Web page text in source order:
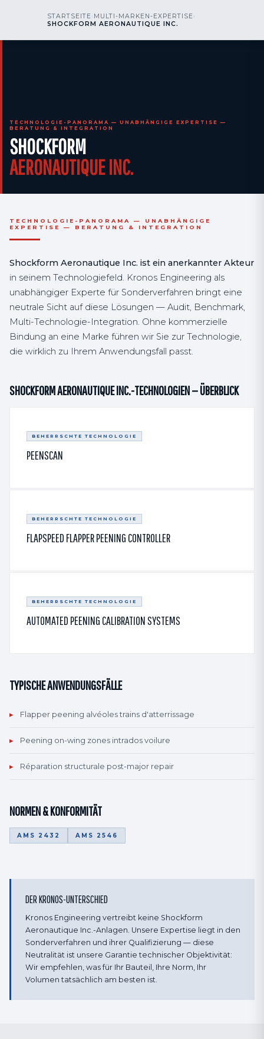
nos
engineering
RUFEN SIE UNS AN AOG 24/7
TECHNOLOGIE-PANORAMA — UNABHÄNGIGE EXPERTISE —
BERATUNG & INTEGRATION
SHOCKFORM
AERONAUTIQUE INC.
STARTSEITE MULTI-MARKEN-EXPERTISE
SHOCKFORM AERONAUTIQUE INC.
TECHNOLOGIE-PANORAMA — UNABHÄNGIGE
EXPERTISE — BERATUNG & INTEGRATION
Shockform Aeronautique Inc. ist ein anerkannter Akteur
in seinem Technologiefeld. Kronos Engineering als
unabhängiger Experte für Sonderverfahren bringt eine
neutrale Sicht auf diese Lösungen — Audit, Benchmark,
Multi-Technologie-Integration. Ohne kommerzielle
Bindung an eine Marke führen wir Sie zur Technologie,
die wirklich zu Ihrem Anwendungsfall passt.
SHOCKFORM AERONAUTIQUE INC.-TECHNOLOGIEN — ÜBERBLICK
BEHERRSCHTE TECHNOLOGIE
PEENSCAN
BEHERRSCHTE TECHNOLOGIE
FLAPSPEED FLAPPER PEENING CONTROLLER
BEHERRSCHTE TECHNOLOGIE
AUTOMATED PEENING CALIBRATION SYSTEMS
TYPISCHE ANWENDUNGSFÄLLE
▸ Flapper peening alvéoles trains d'atterrissage
▸ Peening on-wing zones intrados voilure
▸ Réparation structurale post-major repair
NORMEN & KONFORMITÄT
AMS 2432 AMS 2546
DER KRONOS-UNTERSCHIED
Kronos Engineering vertreibt keine Shockform
Aeronautique Inc.-Anlagen. Unsere Expertise liegt in den
Sonderverfahren und ihrer Qualifizierung — diese
Neutralität ist unsere Garantie technischer Objektivität:
Wir empfehlen, was für Ihr Bauteil, Ihre Norm, Ihr
Volumen tatsächlich am besten ist.